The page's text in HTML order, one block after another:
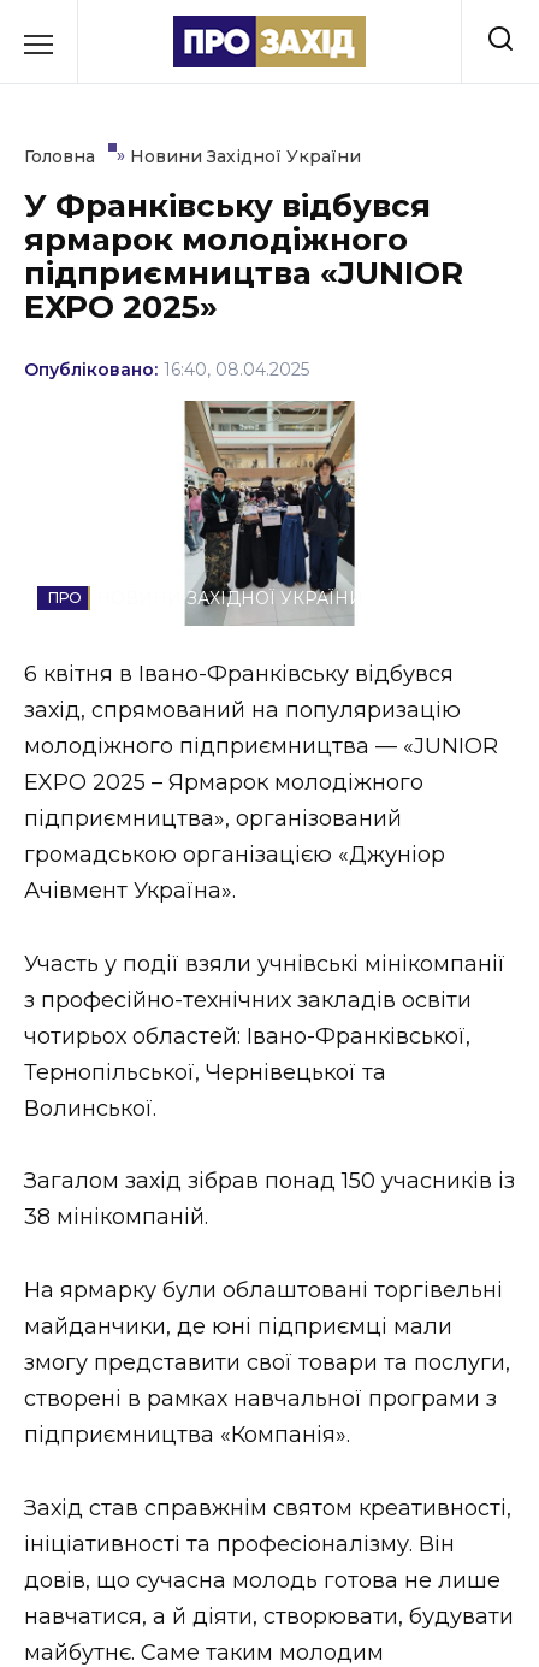
до
Культура
Освіта
Втрачений Ужгород
Втрачений Ужгород (відеоверсія)
ЗАКАРПАТСЬКІ НОВИНИ
НОВИНИ ЗАХІДНОЇ УКРАЇНИ
ФОТО
Головна » Новини Західної України
У Франківську відбувся
ярмарок молодіжного
підприємництва «JUNIOR
EXPO 2025»
Опубліковано: 16:40, 08.04.2025
НОВИНИ ЗАХІДНОЇ УКРАЇНИ
6 квітня в Івано-Франківську відбувся
захід, спрямований на популяризацію
молодіжного підприємництва — «JUNIOR
EXPO 2025 – Ярмарок молодіжного
підприємництва», організований
громадською організацією «Джуніор
Ачівмент Україна».
Участь у події взяли учнівські мінікомпанії
з професійно-технічних закладів освіти
чотирьох областей: Івано-Франківської,
Тернопільської, Чернівецької та
Волинської.
Загалом захід зібрав понад 150 учасників із
38 мінікомпаній.
На ярмарку були облаштовані торгівельні
майданчики, де юні підприємці мали
змогу представити свої товари та послуги,
створені в рамках навчальної програми з
підприємництва «Компанія».
Захід став справжнім святом креативності,
ініціативності та професіоналізму. Він
довів, що сучасна молодь готова не лише
навчатися, а й діяти, створювати, будувати
майбутнє. Саме таким молодим